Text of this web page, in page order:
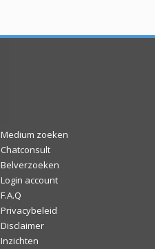
Medium zoeken
Chatconsult
Belverzoeken
Login account
F.A.Q
Privacybeleid
Disclaimer
Inzichten